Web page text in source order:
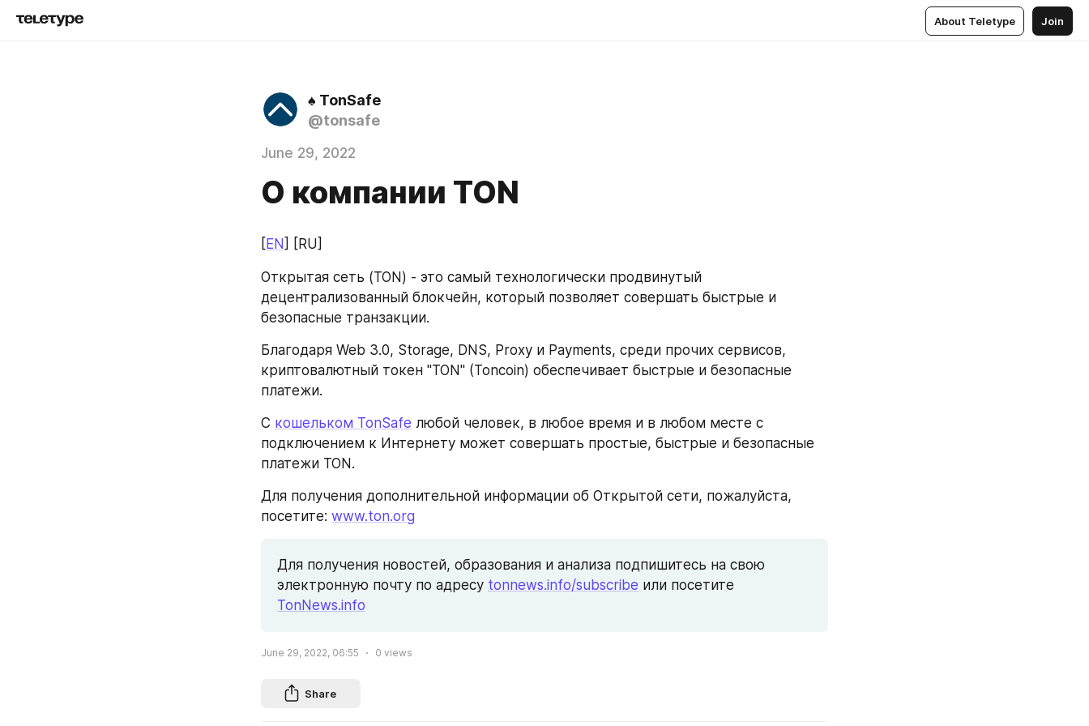
About Teletype Join
♠️ TonSafe
@tonsafe
June 29, 2022
О компании TON
EN ] [RU]
Открытая сеть (TON) - это самый технологически продвинутый
децентрализованный блокчейн, который позволяет совершать быстрые и
безопасные транзакции.
Благодаря Web 3.0, Storage, DNS, Proxy и Payments, среди прочих сервисов,
криптовалютный токен "TON" (Toncoin) обеспечивает быстрые и безопасные
платежи.
С кошельком TonSafe любой человек, в любое время и в любом месте с
подключением к Интернету может совершать простые, быстрые и безопасные
платежи TON.
Для получения дополнительной информации об Открытой сети, пожалуйста,
посетите: www.ton.org
Для получения новостей, образования и анализа подпишитесь на свою
электронную почту по адресу tonnews.info/subscribe
TonNews.info
June 29, 2022, 06:55 0 views
Share